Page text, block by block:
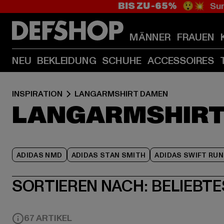
BIS ZU -65% 😲💥
MÄNNER FRAUEN
NEU BEKLEIDUNG SCHUHE ACCESSOIRES
INSPIRATION LANGARMSHIRT DAMEN
ADIDAS NMD ADIDAS STAN SMITH ADIDAS SWIFT RUN
SORTIEREN NACH:
67 ARTIKEL